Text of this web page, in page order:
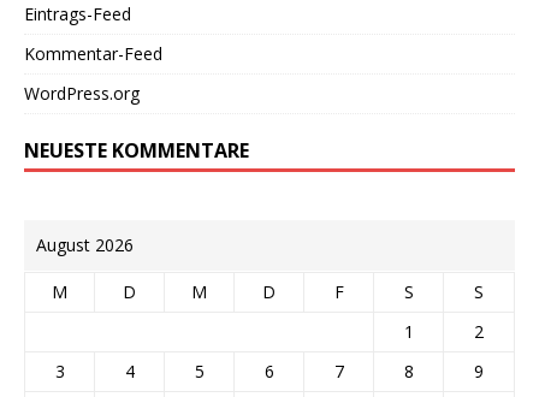
Eintrags-Feed
Kommentar-Feed
WordPress.org
NEUESTE KOMMENTARE
August 2026
M D M D F S
S
1
2
3
4 5 6 7 8
9